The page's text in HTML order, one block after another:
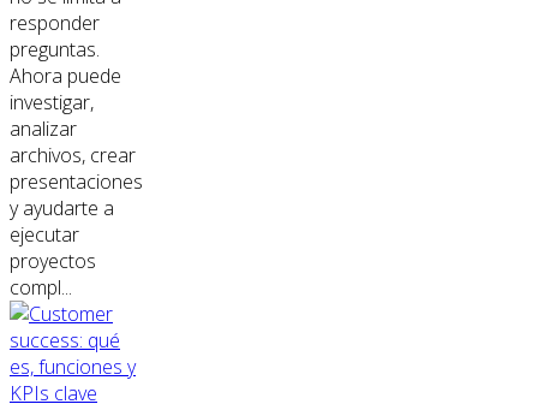
responder
preguntas.
Ahora puede
investigar,
analizar
archivos, crear
presentaciones
y ayudarte a
ejecutar
proyectos
compl...